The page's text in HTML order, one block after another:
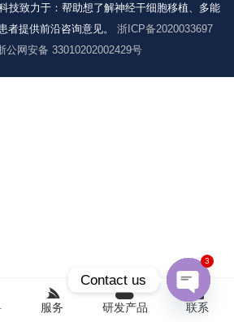
技致力于：帮助想了解神经干细胞移植、多能
者提供前沿咨询意见。 浙ICP备2020033697
公网安备 33010202002429号
服务 研发产品 联系
Contact us
Open
3